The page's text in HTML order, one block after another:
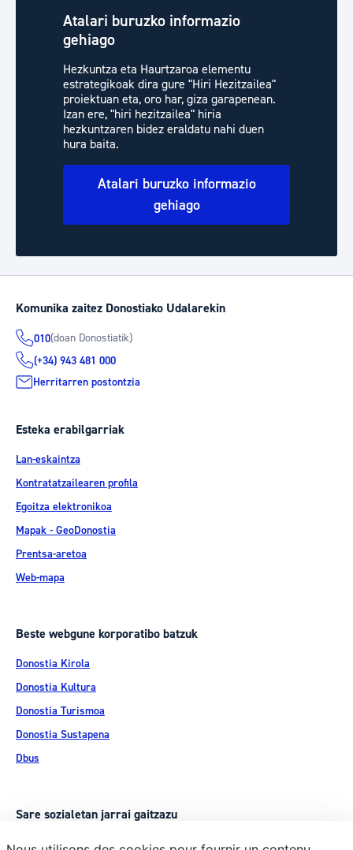
Atalari buruzko informazio
gehiago
Hezkuntza eta Haurtzaroa elementu
estrategikoak dira gure "Hiri Hezitzailea"
proiektuan eta, oro har, giza garapenean.
Izan ere, "hiri hezitzailea" hiria
hezkuntzaren bidez eraldatu nahi duen
hura baita.
Atalari buruzko informazio
gehiago
Komunika zaitez Donostiako Udalarekin
010(doan Donostiatik)
(+34) 943 481 000
Herritarren postontzia
Esteka erabilgarriak
Lan-eskaintza
Kontratatzailearen profila
Egoitza elektronikoa
Mapak - GeoDonostia
Prentsa-aretoa
Web-mapa
Beste webgune korporatibo batzuk
Donostia Kirola
Donostia Kultura
Donostia Turismoa
Donostia Sustapena
Dbus
Sare sozialetan jarrai gaitzazu